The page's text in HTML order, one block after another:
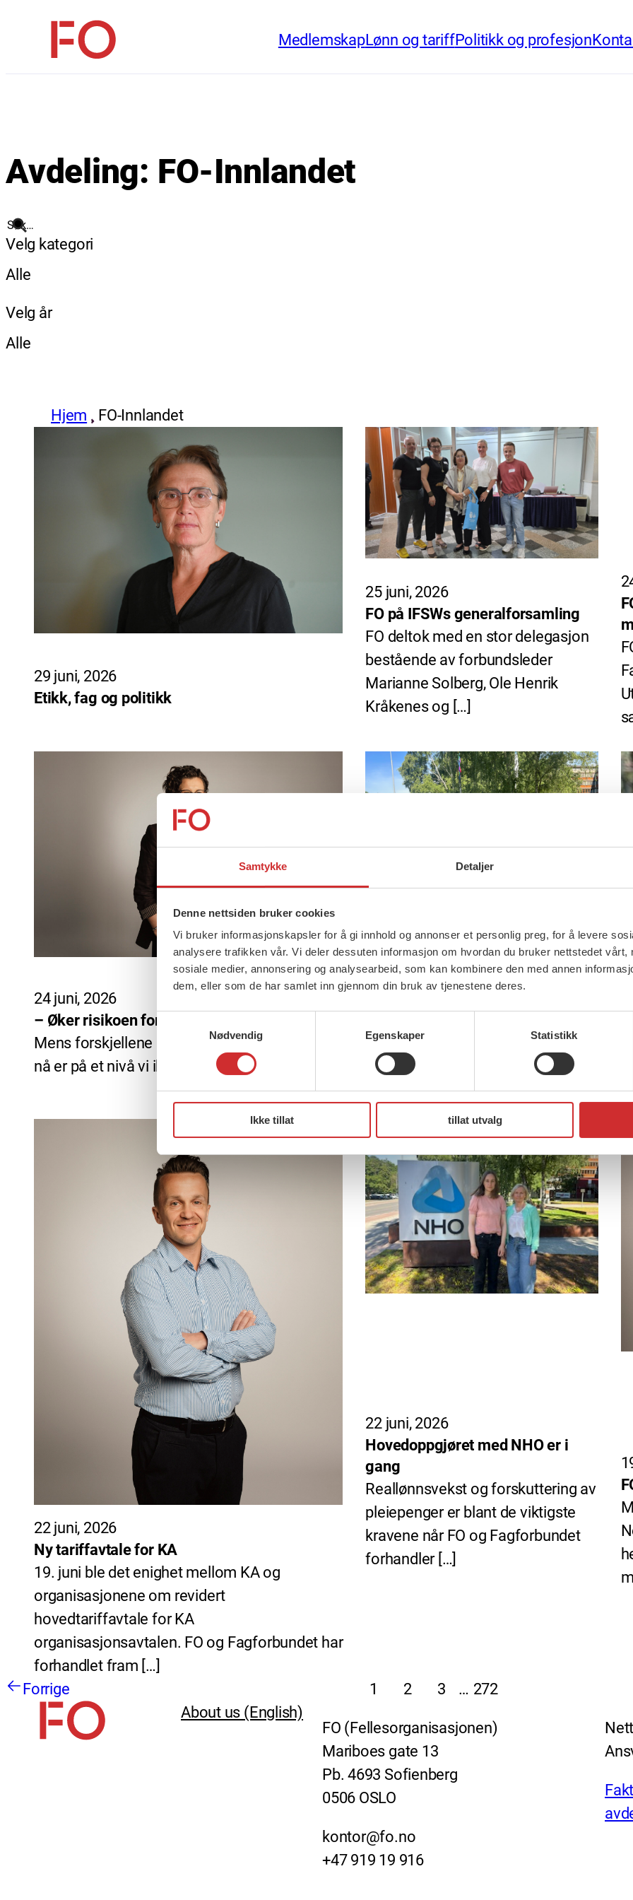
Samtykke Detaljer
Denne nettsiden bruker cookies
Vi bruker informasjonskapsler for å gi innhold og annonser et personlig preg, for å levere
analysere trafikken vår. Vi deler dessuten informasjon om hvordan du bruker nettstedet vårt,
sosiale medier, annonsering og analysearbeid, som kan kombinere den med annen
dem, eller som de har samlet inn gjennom din bruk av tjenestene deres.
Samtykkevalg
Nødvendig
Egenskaper Statistikk
Ikke tillat tillat utvalg
innholdFO
MedlemskapLønn og tariffPolitikk og profesjon
Avdeling: FO-Innlandet
Søk
Velg kategori
Alle
Velg år
Alle
Hjem FO-Innlandet
29 juni, 2026
Etikk, fag og politikk
25 juni, 2026
FO på IFSWs generalforsamling
FO deltok med en stor delegasjon
bestående av forbundsleder
Marianne Solberg, Ole Henrik
Kråkenes og […]
24 juni, 2026
– Øker risikoen for større forskjeller
Mens forskjellene i Norge fortsetter å øke, og
nå er på et nivå vi ikke har […]
23 juni, 2026
Brudd i oppgjøret for ansatte i
privat helse og omsorg (481)
FOs fremste mål for
forhandlingene var å sikre
medlemmene reallønnsvekst. – Vi
22 juni, 2026
Ny tariffavtale for KA
19. juni ble det enighet mellom KA og
organisasjonene om revidert
hovedtariffavtale for KA
organisasjonsavtalen. FO og Fagforbundet har
forhandlet fram […]
22 juni, 2026
Hovedoppgjøret med NHO er i
gang
Reallønnsvekst og forskuttering av
pleiepenger er blant de viktigste
kravene når FO og Fagforbundet
forhandler […]
Forrige 1 2 3 … 272
About us (English)
FO (Fellesorganisasjonen)
Mariboes gate 13
Pb. 4693 Sofienberg
0506 OSLO
kontor@fo.no
+47 919 19 916